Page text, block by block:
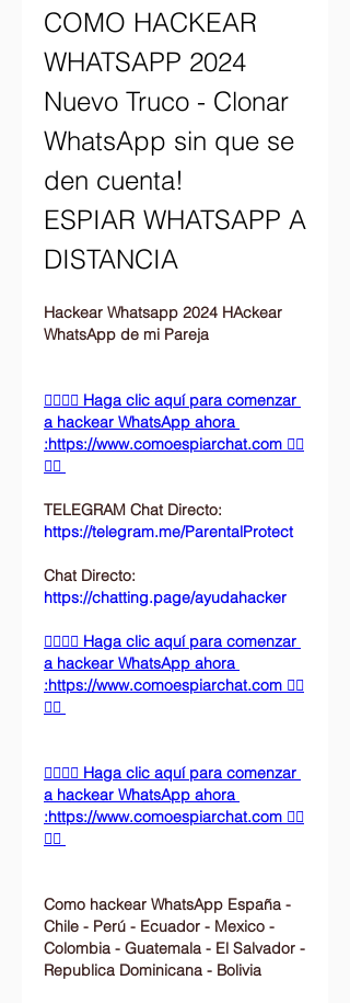
COMO HACKEAR
WHATSAPP 2024
Nuevo Truco - Clonar
WhatsApp sin que se
den cuenta!
ESPIAR WHATSAPP A
DISTANCIA
Hackear Whatsapp 2024 HAckear
WhatsApp de mi Pareja
👉🏻👉🏻 Haga clic aquí para comenzar
a hackear WhatsApp ahora
:https://www.comoespiarchat.com 👈🏻
👈🏻
TELEGRAM Chat Directo:
https://telegram.me/ParentalProtect
Chat Directo:
https://chatting.page/ayudahacker
👉🏻👉🏻 Haga clic aquí para comenzar
a hackear WhatsApp ahora
:https://www.comoespiarchat.com 👈🏻
👈🏻
👉🏻👉🏻 Haga clic aquí para comenzar
a hackear WhatsApp ahora
:https://www.comoespiarchat.com 👈🏻
👈🏻
Como hackear WhatsApp España -
Chile - Perú - Ecuador - Mexico -
Colombia - Guatemala - El Salvador -
Republica Dominicana - Bolivia